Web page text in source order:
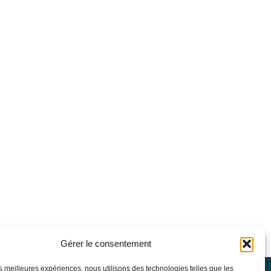
Gérer le consentement
meilleures expériences, nous utilisons des technologies telles que les